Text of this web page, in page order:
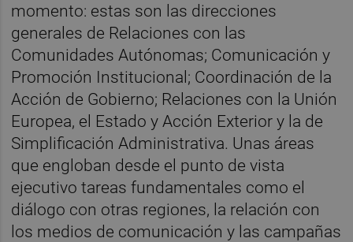
momento: estas son las direcciones
generales de Relaciones con las
Comunidades Autónomas; Comunicación y
Promoción Institucional; Coordinación de la
Acción de Gobierno; Relaciones con la Unión
Europea, el Estado y Acción Exterior y la de
Simplificación Administrativa. Unas áreas
que engloban desde el punto de vista
ejecutivo tareas fundamentales como el
diálogo con otras regiones, la relación con
los medios de comunicación y las campañas